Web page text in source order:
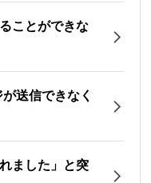
ことができな
送信できなく
ました」と突